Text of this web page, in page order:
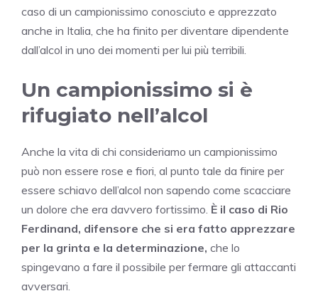
caso di un campionissimo conosciuto e apprezzato
anche in Italia, che ha finito per diventare dipendente
dall’alcol in uno dei momenti per lui più terribili.
Un campionissimo si è
rifugiato nell’alcol
Anche la vita di chi consideriamo un campionissimo
può non essere rose e fiori, al punto tale da finire per
essere schiavo dell’alcol non sapendo come scacciare
un dolore che era davvero fortissimo. È il caso di Rio
Ferdinand, difensore che si era fatto apprezzare
per la grinta e la determinazione, che lo
spingevano a fare il possibile per fermare gli attaccanti
avversari.